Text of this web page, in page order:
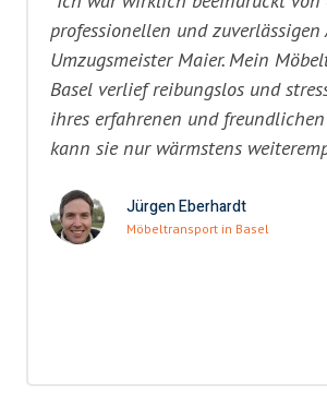
professionellen und zuverlässigen
Umzugsmeister Maier. Mein
Basel verlief reibungslos und
ihres erfahrenen und freundlichen
kann sie nur wärmstens
Jürgen Eberhardt
Möbeltransport in Basel